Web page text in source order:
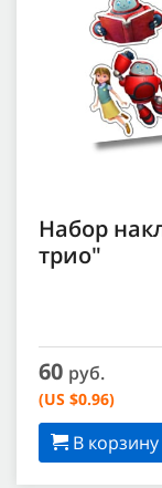
Набор
трио"
60 руб.
(US $0.96)
В корзину